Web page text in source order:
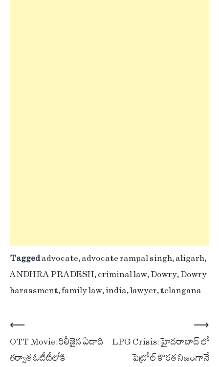
Taggedadvocate,advocate rampal singh,aligarh,
ANDHRA PRADESH,criminal law,Dowry,Dowry
harassment,family law,india,lawyer,telangana
Post
navigation
⟵
OTT Movie: రిలీజైన ఏడాది
తర్వాత ఓటీటీలోకి
LPG Crisis: హైదరాబాద్ లో
పెట్రోల్ కొరత నిజంగానే
⟶